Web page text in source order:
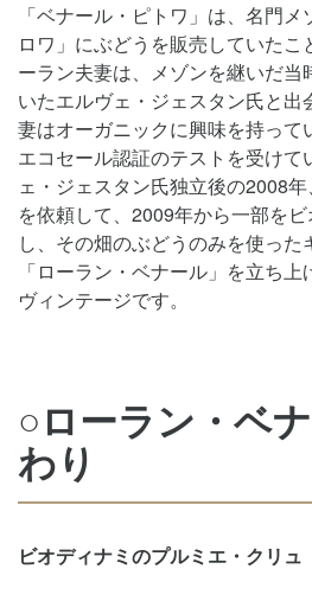
「ベナール・ピトワ」は、名門
ロワ」にぶどうを販売していたこ
ーラン夫妻は、メゾンを継いだ当
いたエルヴェ・ジェスタン氏と出
妻はオーガニックに興味を持っ
エコセール認証のテストを受けて
ェ・ジェスタン氏独立後の2008
を依頼して、2009年から一部を
し、その畑のぶどうのみを使っ
「ローラン・ベナール」を立ち
ヴィンテージです。
○ローラン・ベ
わり
ビオディナミのプルミエ・クリュ